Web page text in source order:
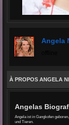
Angela
À PROPOS ANGELA
Angelas
Angela ist in Gangkofen
und Tieren.